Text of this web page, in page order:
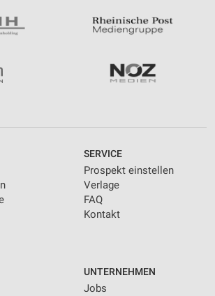
SERVICE
Prospekt einstellen
Verlage
FAQ
Kontakt
UNTERNEHMEN
Jobs